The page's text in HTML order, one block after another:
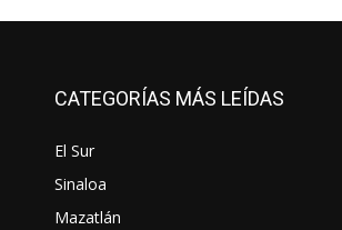
CATEGORÍAS MÁS LEÍDAS
El Sur
Sinaloa
Mazatlán